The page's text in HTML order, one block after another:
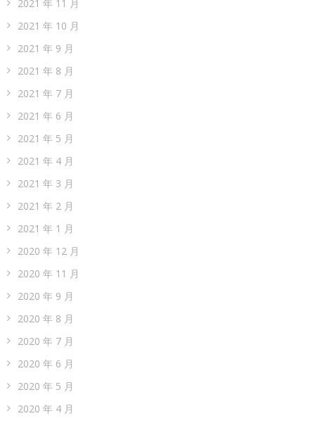
2021 年 11 月
2021 年 10 月
2021 年 9 月
2021 年 8 月
2021 年 7 月
2021 年 6 月
2021 年 5 月
2021 年 4 月
2021 年 3 月
2021 年 2 月
2021 年 1 月
2020 年 12 月
2020 年 11 月
2020 年 9 月
2020 年 8 月
2020 年 7 月
2020 年 6 月
2020 年 5 月
2020 年 4 月